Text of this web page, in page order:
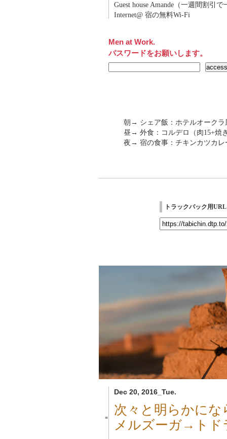
Guest house Amande（一週間割引
Internet@ 宿の無料Wi-Fi
Men at Work.
パスワードをお願いします。
朝→ シェア飯：ホテルオークラ
昼→ 外食：コルデロ（肉15+焼
夜→ 宿の食事：チキンカツカレ
トラックバック用URL
Dec 20, 2016_Tue.
■
次々と明らかに
メルズーガ→トド